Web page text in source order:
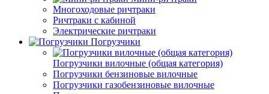
Многоходовые ричтраки
Ричтраки с кабиной
Электрические ричтраки
Погрузчики
Погрузчики вилочные (общая категория)
Погрузчики бензиновые вилочные
Погрузчики газобензиновые вилочные